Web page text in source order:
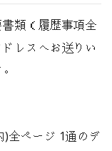
類（履歴事項全
レスへお送りい
全ページ 1通のデ